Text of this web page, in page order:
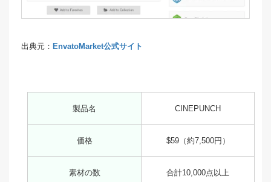
出典元： EnvatoMarket公式サイト
製品名 CINEPUNCH
価格 $59（約7,500円）
素材の数 合計10,000点以上